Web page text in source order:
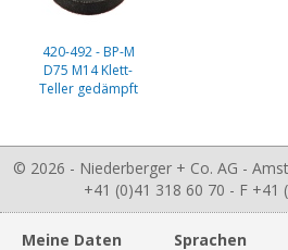
420-492 - BP-M
D75 M14 Klett-
Teller gedämpft
© 2026 - Niederberger + Co. AG -
+41 (0)41 318 60 70 - F +41
Meine Daten
Sprachen